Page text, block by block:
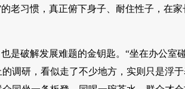
老习惯，真正俯下身子、耐住性子，在
是破解发展难题的金钥匙。“坐在办公室
调研，看似走了不少地方，实则只是浮